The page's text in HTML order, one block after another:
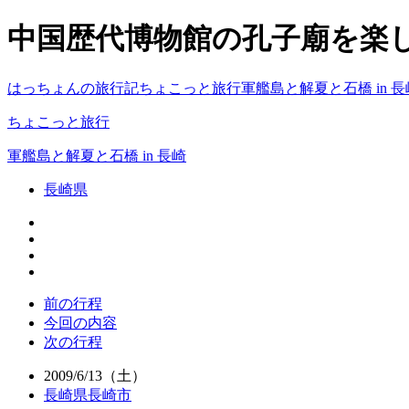
中国歴代博物館の孔子廟を楽
はっちょんの旅行記ちょこっと旅行軍艦島と解夏と石橋 in 長
ちょこっと旅行
軍艦島と解夏と石橋 in 長崎
長崎県
前の行程
今回の内容
次の行程
2009/6/13（土）
長崎県長崎市